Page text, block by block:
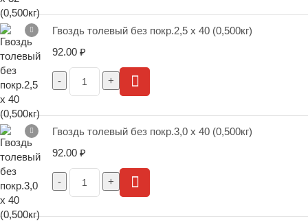
Гвоздь толевый без покр.2,5 х 40 (0,500кг)
92.00 ₽
Гвоздь толевый без покр.3,0 х 40 (0,500кг)
92.00 ₽